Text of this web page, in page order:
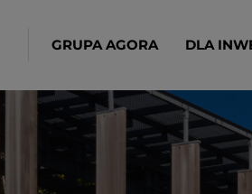
GRUPA AGORA DLA